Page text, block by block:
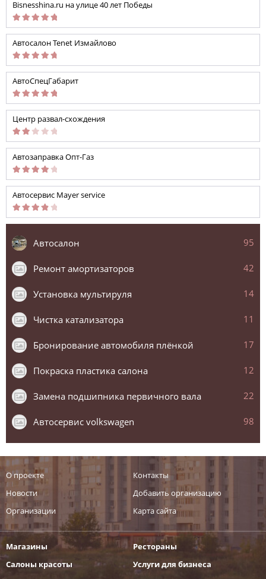
Bisnesshina.ru на улице 40 лет Победы
Автосалон Tenet Измайлово
АвтоСпецГабарит
Центр развал-схождения
Автозаправка Опт-Газ
Автосервис Mayer service
Автосалон 95
Ремонт амортизаторов 42
Установка мультируля 14
Чистка катализатора 11
Бронирование автомобиля плёнкой 17
Покраска пластика салона 12
Замена подшипника первичного вала 22
Автосервис volkswagen 98
О проекте
Новости
Организации
Контакты
Добавить организацию
Карта сайта
Магазины
Салоны красоты
Рестораны
Услуги для бизнеса